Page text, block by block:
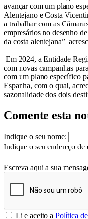
avançar com um plano
Alentejano e Costa
a trabalhar com as
empresários no desenho
da costa alentejana”,
Em 2024, a Entidade
com novas campanhas
com um plano específico
Espanha, com o qual,
sazonalidade dos dois
Comente esta
Indique o seu nome:
Indique o seu endereço de
Escreva aqui a sua
Li e aceito a Política